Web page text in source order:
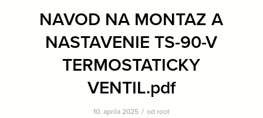
NAVOD NA MONTAZ A
NASTAVENIE TS-90-V
TERMOSTATICKY
VENTIL.pdf
10. apríla 2025 / od root